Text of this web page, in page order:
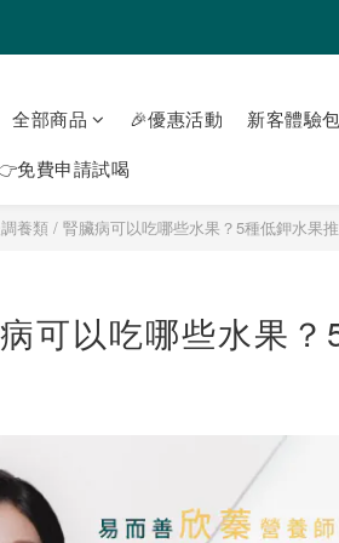
全部商品 🎉優惠活動
新客體驗
免費申請試喝
養類 / 腎臟病可以吃哪些水果？5種低鉀水果
可以吃哪些水果